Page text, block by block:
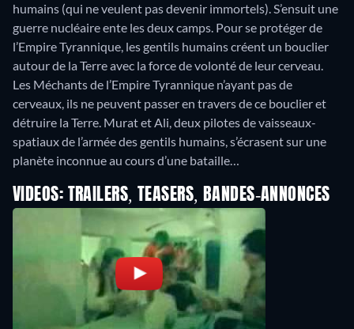
humains (qui ne veulent pas devenir immortels). S’ensuit une
guerre nucléaire ente les deux camps. Pour se protéger de
l’Empire Tyrannique, les gentils humains créent un bouclier
autour de la Terre avec la force de volonté de leur cerveau.
Les Méchants de l’Empire Tyrannique n’ayant pas de
cerveaux, ils ne peuvent passer en travers de ce bouclier et
détruire la Terre. Murat et Ali, deux pilotes de vaisseaux-
spatiaux de l’armée des gentils humains, s’écrasent sur une
planète inconnue au cours d’une bataille…
VIDEOS: TRAILERS, TEASERS, BANDES-ANNONCES